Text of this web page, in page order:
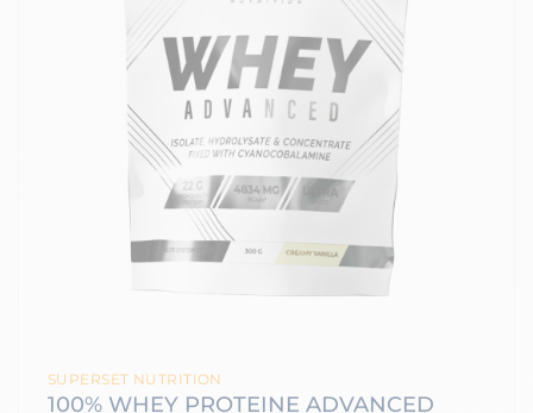
SUPERSET NUTRITION
100% WHEY PROTEINE ADVANCED